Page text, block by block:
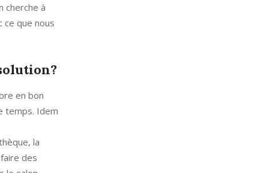
cherche à
que nous
en bon
temps. Idem
la
des